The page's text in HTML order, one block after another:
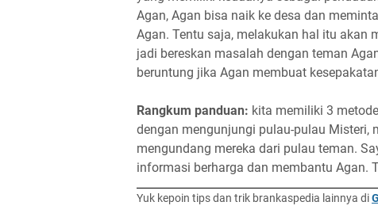
Agan, Agan bisa naik ke desa dan
Agan. Tentu saja, melakukan hal itu akan
jadi bereskan masalah dengan teman
beruntung jika Agan membuat
Rangkum panduan: kita memiliki 3
dengan mengunjungi pulau-pulau Misteri,
mengundang mereka dari pulau teman.
informasi berharga dan membantu Agan.
Yuk kepoin tips dan trik brankaspedia lainnya di